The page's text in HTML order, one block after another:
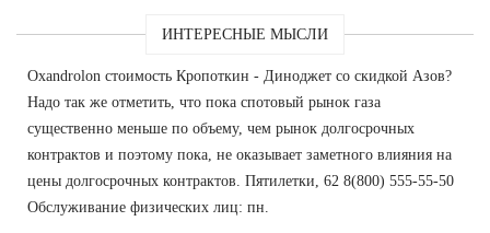
ИНТЕРЕСНЫЕ МЫСЛИ
Oxandrolon стоимость Кропоткин - Диноджет со скидкой Азов?
Надо так же отметить, что пока спотовый рынок газа
существенно меньше по объему, чем рынок долгосрочных
контрактов и поэтому пока, не оказывает заметного влияния на
цены долгосрочных контрактов. Пятилетки, 62 8(800) 555-55-50
Обслуживание физических лиц: пн.